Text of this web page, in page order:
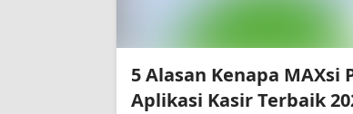
5 Alasan Kenapa MAXsi
Aplikasi Kasir Terbaik